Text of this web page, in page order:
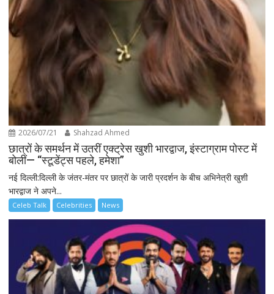
2026/07/21 Shahzad Ahmed
छात्रों के समर्थन में उतरीं एक्ट्रेस खुशी भारद्वाज, इंस्टाग्राम पोस्ट में
बोलीं— “स्टूडेंट्स पहले, हमेशा”
नई दिल्ली:दिल्ली के जंतर-मंतर पर छात्रों के जारी प्रदर्शन के बीच अभिनेत्री खुशी
भारद्वाज ने अपने...
Celeb Talk Celebrities News